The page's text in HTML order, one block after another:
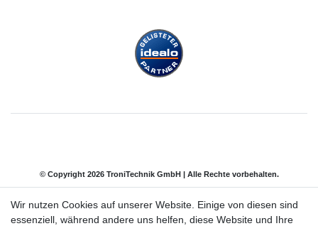
© Copyright 2026 TroniTechnik GmbH | Alle Rechte vorbehalten.
Impressum Daten­schutz­erklärung AGB
Wir nutzen Cookies auf unserer Website. Einige von diesen sind
essenziell, während andere uns helfen, diese Website und Ihre